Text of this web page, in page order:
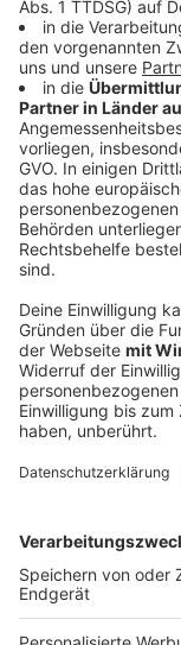
hat, kann sich
gaby.janik-
Mehr zum
Anzeige
Weitere
Anzeige
Noch viele freie
ADAC rät: